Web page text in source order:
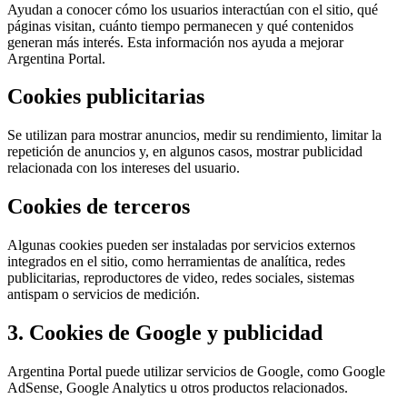
Ayudan a conocer cómo los usuarios interactúan con el sitio, qué
páginas visitan, cuánto tiempo permanecen y qué contenidos
generan más interés. Esta información nos ayuda a mejorar
Argentina Portal.
Cookies publicitarias
Se utilizan para mostrar anuncios, medir su rendimiento, limitar la
repetición de anuncios y, en algunos casos, mostrar publicidad
relacionada con los intereses del usuario.
Cookies de terceros
Algunas cookies pueden ser instaladas por servicios externos
integrados en el sitio, como herramientas de analítica, redes
publicitarias, reproductores de video, redes sociales, sistemas
antispam o servicios de medición.
3. Cookies de Google y publicidad
Argentina Portal puede utilizar servicios de Google, como Google
AdSense, Google Analytics u otros productos relacionados.